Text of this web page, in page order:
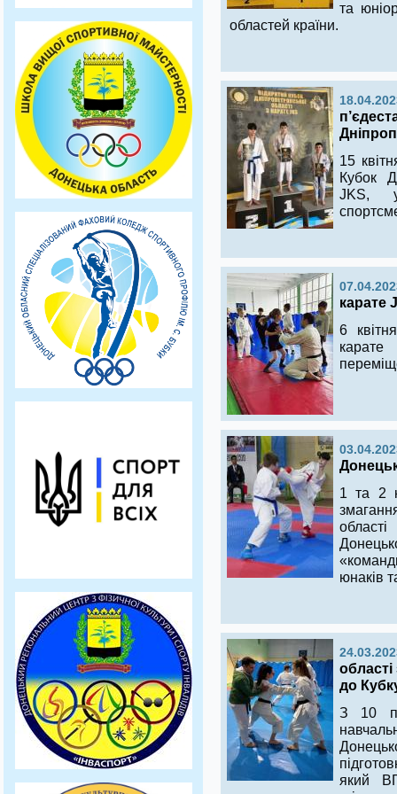
та
областей країни.
15
Кубок
JKS,
карате
6
1 та 2
юнаків
до
З 10
який